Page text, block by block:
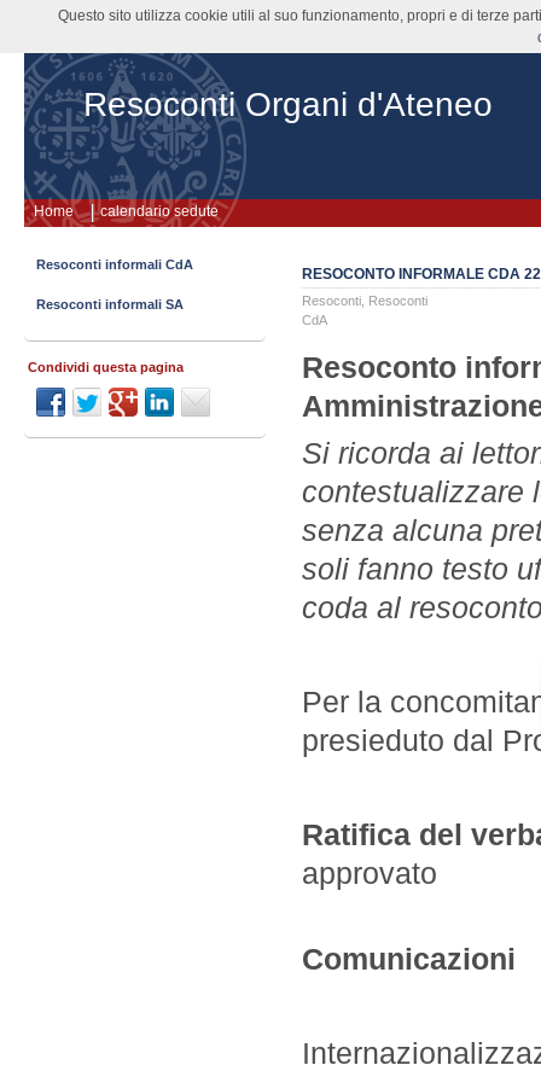
Resoconti Organi d'Ateneo
Home calendario sedute
RESOCONTO INFORMALE CDA
Resoconti Resoconti
CdA
Resoconto
Si ricorda ai
contestualizzare
senza alcuna
soli fanno testo
coda al
Per la
presieduto dal
Ratifica del
approvato
Comunicazioni
Resoconti informali CdA
Resoconti informali SA
Condividi questa pagina
Questo sito utilizza cookie utili al suo funzionamento, propri e di terze